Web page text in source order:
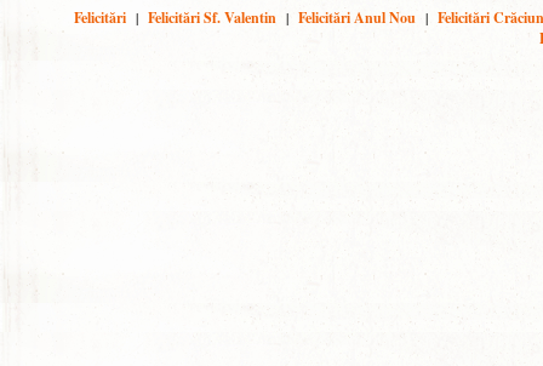
Felicitări | Felicitări Sf. Valentin | Felicitări Anul Nou | Felicitări